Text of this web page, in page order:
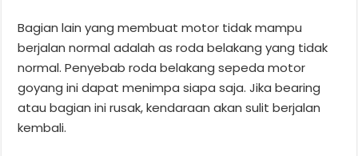
Bagian lain yang membuat motor tidak mampu
berjalan normal adalah as roda belakang yang tidak
normal. Penyebab roda belakang sepeda motor
goyang ini dapat menimpa siapa saja. Jika bearing
atau bagian ini rusak, kendaraan akan sulit berjalan
kembali.